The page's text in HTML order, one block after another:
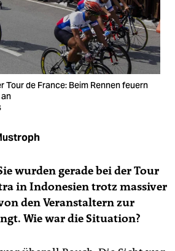
Tour de France: Beim Rennen feuern
wurden gerade bei der Tour
in Indonesien trotz massiver
den Veranstaltern zur
Wie war die Situation?